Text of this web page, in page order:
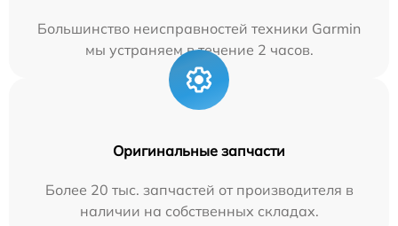
Большинство неисправностей техники Garmin
мы устраняем в течение 2 часов.
Оригинальные запчасти
Более 20 тыс. запчастей от производителя в
наличии на собственных складах.